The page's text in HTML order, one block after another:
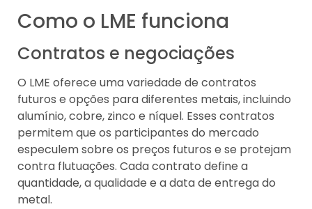
Como o LME funciona
Contratos e negociações
O LME oferece uma variedade de contratos
futuros e opções para diferentes metais, incluindo
alumínio, cobre, zinco e níquel. Esses contratos
permitem que os participantes do mercado
especulem sobre os preços futuros e se protejam
contra flutuações. Cada contrato define a
quantidade, a qualidade e a data de entrega do
metal.